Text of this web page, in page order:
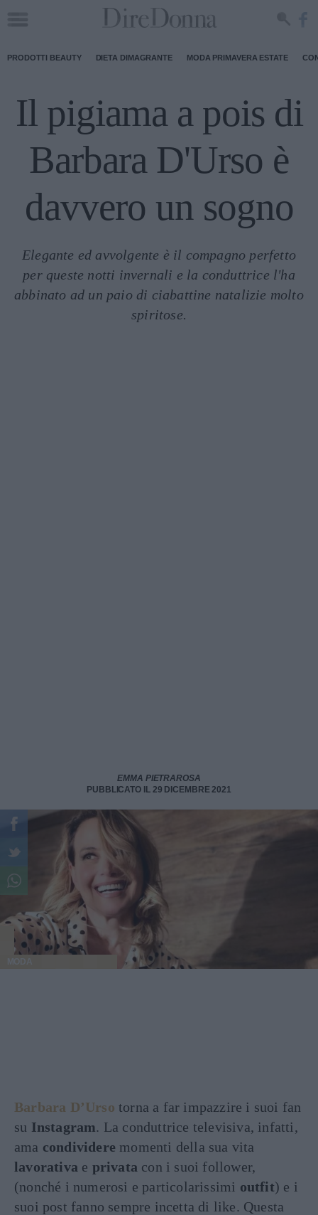
PRODOTTI BEAUTY DIETA DIMAGRANTE MODA PRIMAVERA ESTATE
Il pigiama a pois di
Barbara D'Urso è
davvero un sogno
Elegante ed avvolgente è il compagno perfetto
per queste notti invernali e la conduttrice l'ha
abbinato ad un paio di ciabattine natalizie molto
spiritose.
EMMA PIETRAROSA
PUBBLICATO IL 29 DICEMBRE 2021
MODA
Barbara D’Urso torna a far impazzire i suoi fan
su Instagram. La conduttrice televisiva, infatti,
ama condividere momenti della sua vita
lavorativa e privata con i suoi follower,
(nonché i numerosi e particolarissimi outfit) e i
suoi post fanno sempre incetta di like. Questa